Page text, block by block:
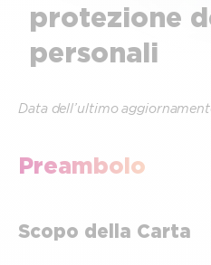
protezione
personali
Data dell’ultimo
Preambolo
Scopo della Carta